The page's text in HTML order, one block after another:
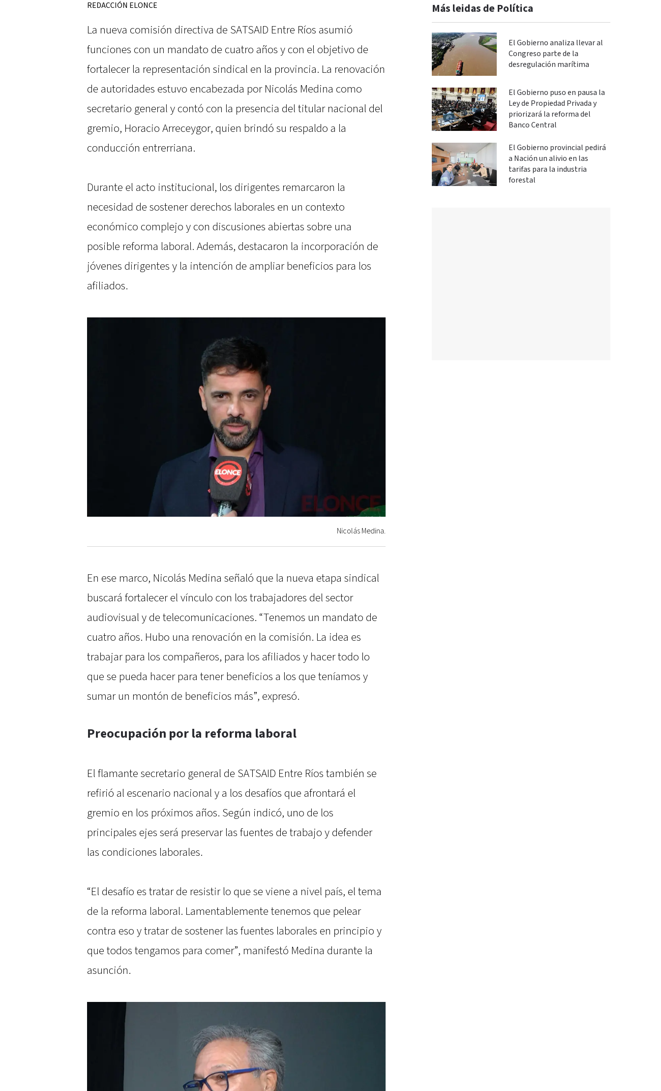
REDACCIÓN ELONCE
La nueva comisión directiva de SATSAID Entre Ríos asumió
funciones con un mandato de cuatro años y con el objetivo de
fortalecer la representación sindical en la provincia. La renovación
de autoridades estuvo encabezada por Nicolás Medina como
secretario general y contó con la presencia del titular nacional del
gremio, Horacio Arreceygor, quien brindó su respaldo a la
conducción entrerriana.
Durante el acto institucional, los dirigentes remarcaron la
necesidad de sostener derechos laborales en un contexto
económico complejo y con discusiones abiertas sobre una
posible reforma laboral. Además, destacaron la incorporación de
jóvenes dirigentes y la intención de ampliar beneficios para los
afiliados.
Nicolás Medina.
En ese marco, Nicolás Medina señaló que la nueva etapa sindical
buscará fortalecer el vínculo con los trabajadores del sector
audiovisual y de telecomunicaciones. “Tenemos un mandato de
cuatro años. Hubo una renovación en la comisión. La idea es
trabajar para los compañeros, para los afiliados y hacer todo lo
que se pueda hacer para tener beneficios a los que teníamos y
sumar un montón de beneficios más”, expresó.
Preocupación por la reforma laboral
El flamante secretario general de SATSAID Entre Ríos también se
refirió al escenario nacional y a los desafíos que afrontará el
gremio en los próximos años. Según indicó, uno de los
principales ejes será preservar las fuentes de trabajo y defender
las condiciones laborales.
“El desafío es tratar de resistir lo que se viene a nivel país, el tema
de la reforma laboral. Lamentablemente tenemos que pelear
contra eso y tratar de sostener las fuentes laborales en principio y
que todos tengamos para comer”, manifestó Medina durante la
asunción.
Más leidas de Política
El Gobierno analiza llevar al
Congreso parte de la
desregulación marítima
El Gobierno puso en pausa la
Ley de Propiedad Privada y
priorizará la reforma del
Banco Central
El Gobierno provincial pedirá
a Nación un alivio en las
tarifas para la industria
forestal